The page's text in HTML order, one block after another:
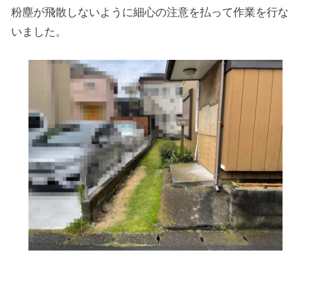
粉塵が飛散しないように細心の注意を払って作業を行な
いました。